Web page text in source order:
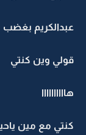
عبدالكريم بغضب
قولي وين كنتي
هاااااااااا
كنتي مع مين